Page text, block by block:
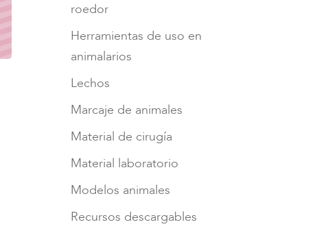
roedor
Herramientas de uso en
animalarios
Lechos
Marcaje de animales
Material de cirugía
Material laboratorio
Modelos animales
Recursos descargables